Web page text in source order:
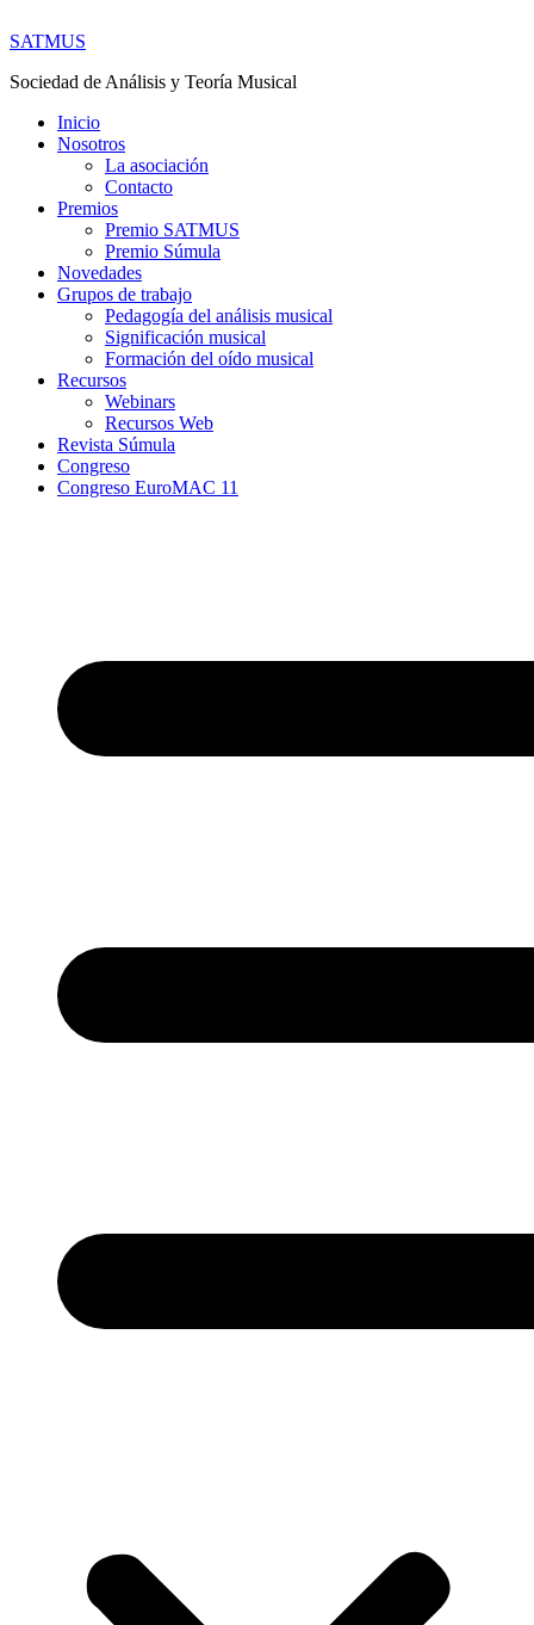
SATMUS
Sociedad de Análisis y Teoría Musical
Inicio
Nosotros
La asociación
Contacto
Premios
Premio SATMUS
Premio Súmula
Novedades
Grupos de trabajo
Pedagogía del análisis musical
Significación musical
Formación del oído musical
Recursos
Webinars
Recursos Web
Revista Súmula
Congreso
Congreso EuroMAC 11